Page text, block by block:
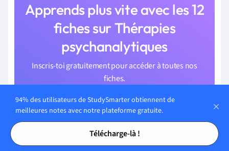
Tables des matières
Tables des matières
Apprends plus vite avec les 12
fiches sur Thérapies
psychanalytiques
Inscris-toi gratuitement pour accéder à toutes nos
fiches.
94% des utilisateurs de StudySmarter obtiennent de
meilleures notes avec notre plateforme gratuite.
Télécharge-là !